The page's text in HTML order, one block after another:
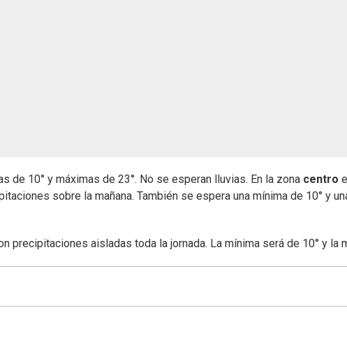
de 10° y máximas de 23°. No se esperan lluvias. En la zona centro
sobre la mañana. También se espera una mínima de 10° y
precipitaciones aisladas toda la jornada. La mínima será de 10° y la